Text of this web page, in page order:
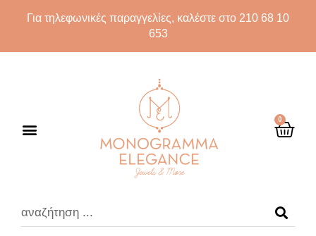
Για τηλεφωνικές παραγγελίες, καλέστε στο 210 68 10
653
0